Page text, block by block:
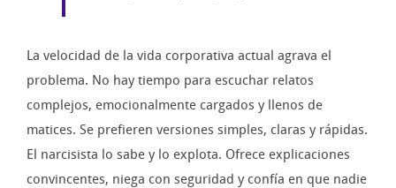
La velocidad de la vida corporativa actual agrava el
problema. No hay tiempo para escuchar relatos
complejos, emocionalmente cargados y llenos de
matices. Se prefieren versiones simples, claras y rápidas.
El narcisista lo sabe y lo explota. Ofrece explicaciones
convincentes, niega con seguridad y confía en que nadie